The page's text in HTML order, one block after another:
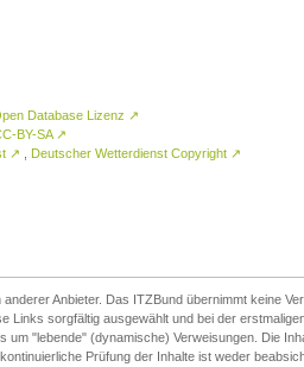
Database Lizenz ↗
BY-SA ↗
↗ Deutscher Wetterdienst Copyright ↗
Anbieter. Das ITZBund übernimmt keine
Links sorgfältig ausgewählt und bei der
um "lebende" (dynamische) Verweisungen. Die
Prüfung der Inhalte ist weder